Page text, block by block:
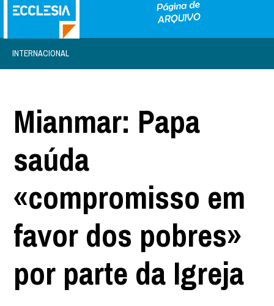
INTERNACIONAL
Mianmar: Papa
saúda
«compromisso em
favor dos pobres»
por parte da Igreja